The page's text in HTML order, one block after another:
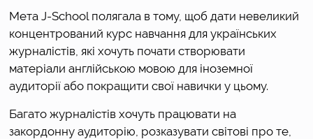
Мета J-School полягала в тому, щоб дати невеликий
концентрований курс навчання для українських
журналістів, які хочуть почати створювати
матеріали англійською мовою для іноземної
аудиторії або покращити свої навички у цьому.
Багато журналістів хочуть працювати на
закордонну аудиторію, розказувати світові про те,